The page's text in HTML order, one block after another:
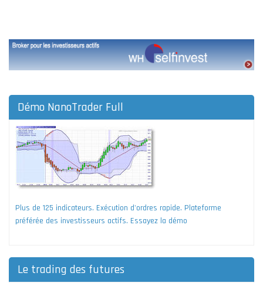
Démo NanoTrader Full
Plus de 125 indicateurs. Exécution d'ordres rapide. Plateforme
préférée des investisseurs actifs. Essayez la démo
Le trading des futures